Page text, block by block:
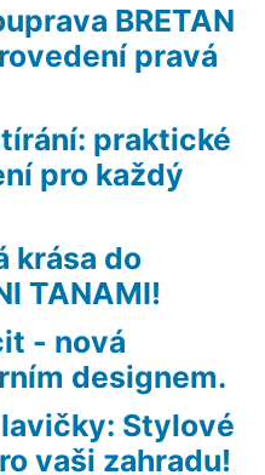
BRETAN
pravá
praktické
pro každý
krása do
TANAMI!
- nová
designem.
Stylové
vaši zahradu!